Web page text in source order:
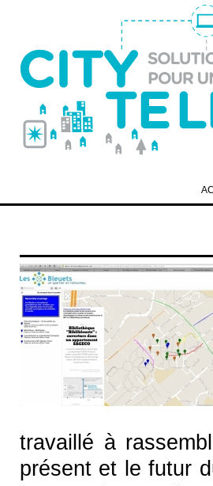
travaillé à
présent et le futur